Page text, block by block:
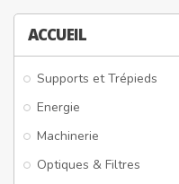
ACCUEIL
Supports et Trépieds
Energie
Machinerie
Optiques & Filtres